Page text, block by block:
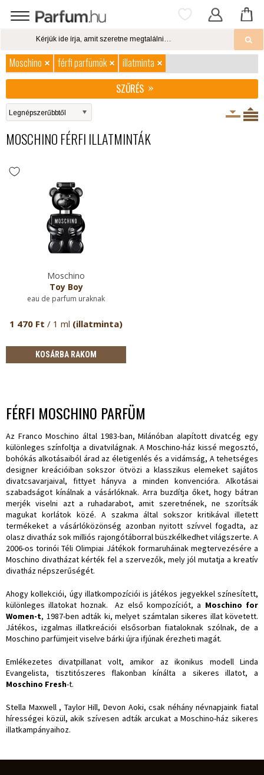
Moschino férfi parfümök
illatminta
SZŰRÉS
MOSCHINO FÉRFI ILLATMINTÁK
Moschino
Toy Boy
eau de parfum uraknak
1 470 Ft / 1 ml (illatminta)
KOSÁRBA RAKOM
FÉRFI MOSCHINO PARFÜM
Az Franco Moschino által 1983-ban, Milánóban alapított divatcég egy
különleges színfoltja a divatvilágnak. A Moschino-ház kissé megosztó,
bohókás alkotásaiból árad az életigenlés és a vidámság, A tehetséges
designer kreációiban sokszor ötvözi a klasszikus elemeket sajátos
divatcsavarjaival, fittyet hányva a minden konvencióra. Alkotásai
szabadságot kínálnak a vásárlóknak. Arra buzdítja őket, hogy bátran
merjék viselni azt a ruhadarabot, amit szeretnének, ne szorítsák
magukat korlátok közé. A szakma által sokszor kritikával illetett
termékeket a vásárlóközönség azonban nyitott szívvel fogadta, az
olasz divatház sok milliós rajongótáborral büszkélkedhet világszerte. A
2006-os torinói Téli Olimpiai Játékok formaruháinak megtervezésére a
Moschino divatházat kérték fel a szervezők, mely jól mutatja a kreatív
divatház népszerűségét.
Ahogy kollekciói, úgy illatkompozíciói is játékos jegyekkel színesített,
különleges illatokat hoznak. Az első kompozíciót, a Moschino for
Women-t, 1987-ben adták ki, melyet számtalan sikeres illat követett.
Játékos, izgalmas illatkreációi elsősorban fiataloknak szólnak, de a
Moschino parfümjeit viselve bárki újra ifjúnak érezheti magát.
Emlékezetes divatpillanat volt, amikor az ikonikus modell Linda
Evangelista, tisztitószeres flakonban kínálta a sikeres illatot, a
Moschino Fresh-t.
Stella Maxwell , Taylor Hill,Devon Aoki, csak néhány névnapjaink fiatal
hírességei közül, akik szívesen adták arcukat a Moschino-ház sikeres
illatkampányaihoz.